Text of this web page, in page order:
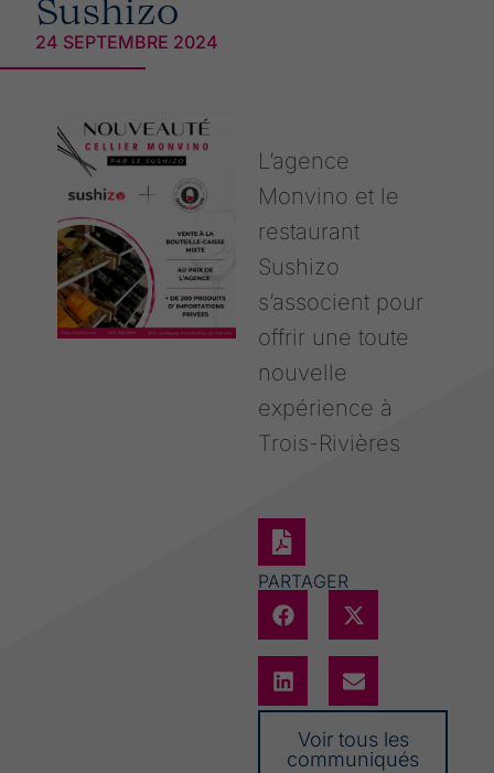
Sushizo
24 SEPTEMBRE 2024
L’agence
Monvino et le
restaurant
Sushizo
s’associent pour
offrir une toute
nouvelle
expérience à
Trois-Rivières
PARTAGER
Voir tous les
communiqués